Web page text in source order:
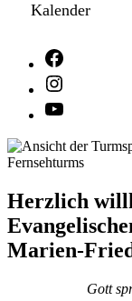
Kalender
Herzlich
Marien-
Gott